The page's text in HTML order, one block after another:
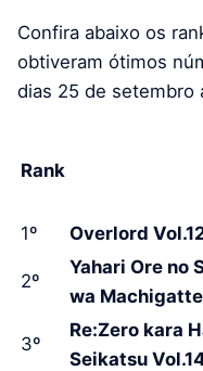
Confira abaixo os
obtiveram ótimos
dias 25 de setembro
Rank
1º
Overlord
2º
Yahari Ore no
wa
3º
Re:Zero kara
Seikatsu